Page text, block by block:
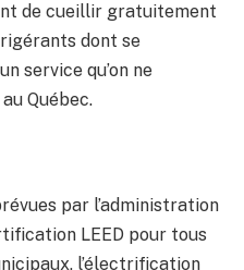
de cueillir gratuitement
dont se
service qu’on ne
Québec.
par l’administration
LEED pour tous
l’électrification